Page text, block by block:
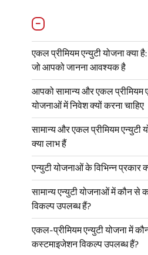
एकल प्रीमियम एन्युटी योजना क्या
जो आपको जानना आवश्यक है
आपको सामान्य और एकल प्रीमियम
योजनाओं में निवेश क्यों करना चाहिए
सामान्य और एकल प्रीमियम एन्युटी
क्या लाभ हैं
एन्युटी योजनाओं के विभिन्न प्रकार
सामान्य एन्युटी योजनाओं में कौन से
विकल्प उपलब्ध हैं?
एकल-प्रीमियम एन्युटी योजना में
कस्टमाइजेशन विकल्प उपलब्ध हैं?